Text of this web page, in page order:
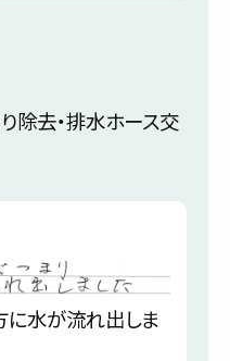
除去・排水ホース交
に水が流れ出しま